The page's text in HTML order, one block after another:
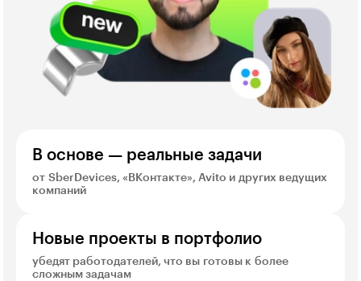
В основе — реальные задачи
от SberDevices, «ВКонтакте», Avito и других ведущих
компаний
Новые проекты в портфолио
убедят работодателей, что вы готовы к более
сложным задачам